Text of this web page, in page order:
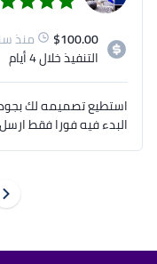
$100.00
منذ
التنفيذخلال 4 أيام
استطيع تصميمه لك
البدء فيه فورا فقط